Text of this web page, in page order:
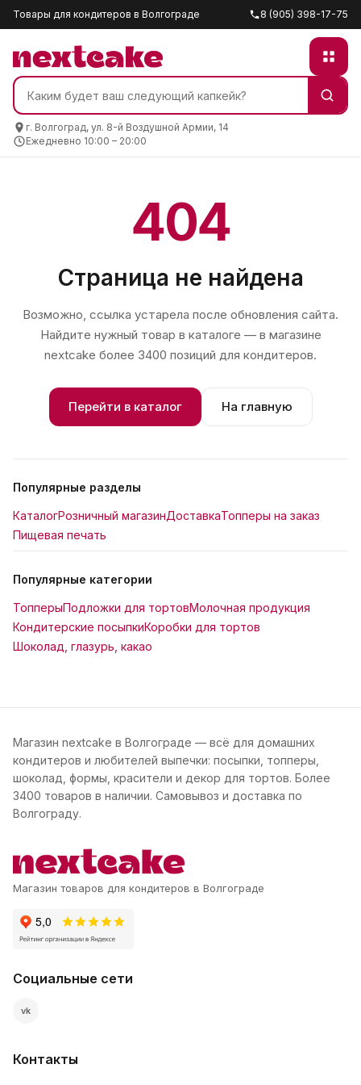
Товары для кондитеров в Волгограде 8 (905) 398-17-75
г. Волгоград, ул. 8-й Воздушной Армии, 14
Ежедневно 10:00 – 20:00
404
Страница не найдена
Возможно, ссылка устарела после обновления сайта.
Найдите нужный товар в каталоге — в магазине
nextcake более 3400 позиций для кондитеров.
Перейти в каталог На главную
Популярные разделы
КаталогРозничный магазинДоставкаТопперы на заказ
Пищевая печать
Популярные категории
ТопперыПодложки для тортовМолочная продукция
Кондитерские посыпкиКоробки для тортов
Шоколад, глазурь, какао
Магазин nextcake в Волгограде — всё для домашних
кондитеров и любителей выпечки: посыпки, топперы,
шоколад, формы, красители и декор для тортов. Более
3400 товаров в наличии. Самовывоз и доставка по
Волгограду.
Магазин товаров для кондитеров в Волгограде
Социальные сети
vk
Контакты